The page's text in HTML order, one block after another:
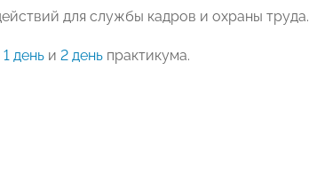
для службы кадров и охраны труда.
1 день и 2 день практикума.